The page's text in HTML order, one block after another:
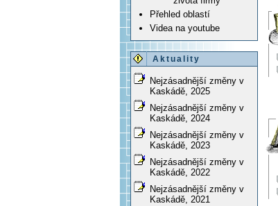
Přehled oblastí
Videa na youtube
Aktuality
Nejzásadnější změny v
Kaskádě, 2025
Nejzásadnější změny v
Kaskádě, 2024
Nejzásadnější změny v
Kaskádě, 2023
Nejzásadnější změny v
Kaskádě, 2022
Nejzásadnější změny v
Kaskádě, 2021